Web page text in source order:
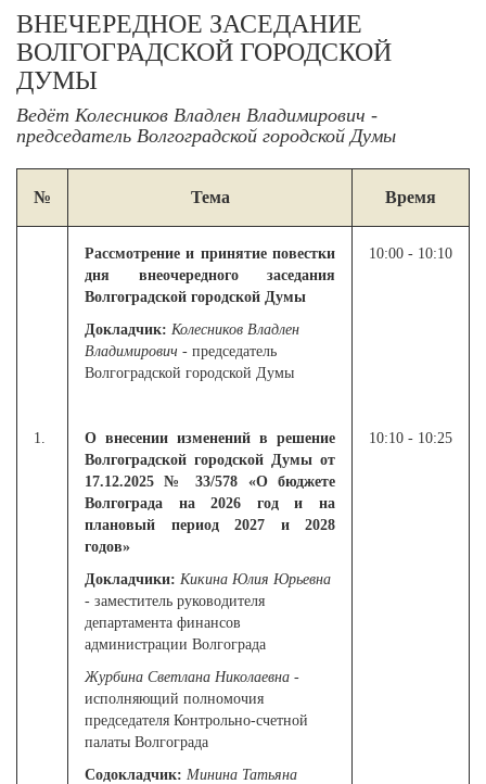
ВНЕЧЕРЕДНОЕ ЗАСЕДАНИЕ
ВОЛГОГРАДСКОЙ ГОРОДСКОЙ
ДУМЫ
Ведёт Колесников Владлен Владимирович -
председатель Волгоградской городской Думы
№ Тема Время
Рассмотрение и принятие повестки
дня внеочередного заседания
Волгоградской городской Думы
Докладчик: Колесников Владлен
Владимирович - председатель
Волгоградской городской Думы
10:00 - 10:10
1.
О внесении изменений в решение
Волгоградской городской Думы от
17.12.2025 № 33/578 «О бюджете
Волгограда на 2026 год и на
плановый период 2027 и 2028
годов»
Докладчики: Кикина Юлия Юрьевна
- заместитель руководителя
департамента финансов
администрации Волгограда
Журбина Светлана Николаевна -
исполняющий полномочия
председателя Контрольно-счетной
палаты Волгограда
Содокладчик: Минина Татьяна
10:10 - 10:25